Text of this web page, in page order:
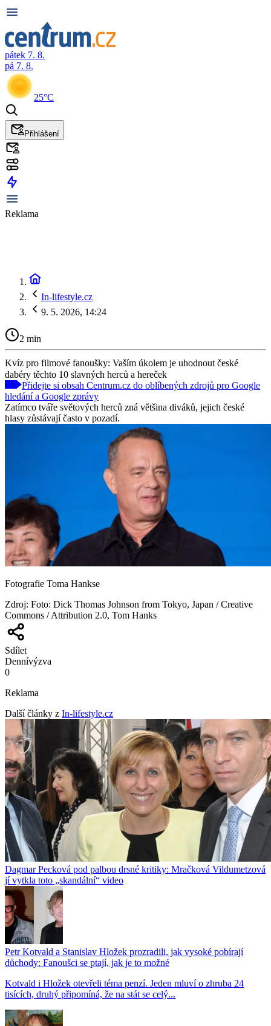
pátek 7. 8.
pá 7. 8.
25°C
Přihlášení
Reklama
In-lifestyle.cz
9. 5. 2026, 14:24
2 min
Kvíz pro filmové fanoušky: Vaším úkolem je uhodnout české
dabéry těchto 10 slavných herců a hereček
Přidejte si obsah Centrum.cz do oblíbených zdrojů pro Google
hledání a Google zprávy
Zatímco tváře světových herců zná většina diváků, jejich české
hlasy zůstávají často v pozadí.
Fotografie Toma Hankse
Zdroj: Foto: Dick Thomas Johnson from Tokyo, Japan / Creative
Commons / Attribution 2.0, Tom Hanks
Sdílet
Dennívýzva
0
Reklama
Další články z In-lifestyle.cz
Dagmar Pecková pod palbou drsné kritiky: Mračková Vildumetzová
jí vytkla toto „skandální“ video
Petr Kotvald a Stanislav Hložek prozradili, jak vysoké pobírají
důchody: Fanoušci se ptají, jak je to možné
Kotvald i Hložek otevřeli téma penzí. Jeden mluví o zhruba 24
tisících, druhý připomíná, že na stát se celý...